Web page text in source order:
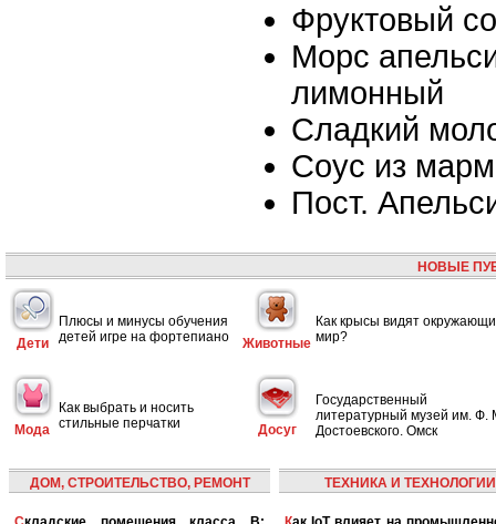
Фруктовый
Морс
лимонный
Сладкий
Соус из
Пост.
НОВЫЕ
Дети
Плюсы и минусы обучения
детей игре на фортепиано
Животные
Как крысы видят
мир?
Мода
Как выбрать и носить
стильные перчатки
Досуг
Государственный
литературный музей им. Ф.
Достоевского. Омск
ДОМ, СТРОИТЕЛЬСТВО, РЕМОНТ ТЕХНИКА И ТЕХНОЛОГИИ